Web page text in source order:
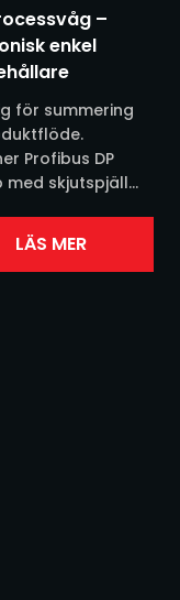
utrustning
–
enkel
för summering
Profibus DP
med skjutspjäll
med
delar i
LÄS MER